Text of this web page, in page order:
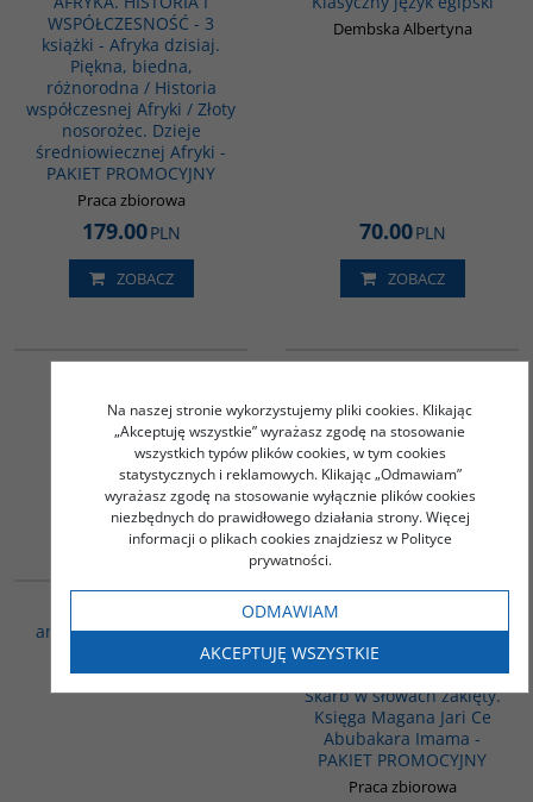
WSPÓŁCZESNOŚĆ - 3
książki - Afryka dzisiaj.
Piękna, biedna,
różnorodna / Historia
współczesnej Afryki / Złoty
nosorożec. Dzieje
średniowiecznej Afryki -
PAKIET PROMOCYJNY
Praca zbiorowa
179.00PLN
ZOBACZ
Dembska Albertyna
70.00PLN
ZOBACZ
PROMOCJA
Stasik Danuta
52.00PLN
39.00PLN
ZOBACZ
Dziekan Marek
50.00PLN
ZOBACZ
amharskiego. Ćwiczenia
LUDY AFRYKI I ICH
KULTURA - 2 książki -
Afryka dzisiaj. Piękna,
biedna, różnorodna /
Skarb w słowach zaklęty.
Księga Magana Jari Ce
Abubakara Imama -
PAKIET PROMOCYJNY
Praca zbiorowa
Na naszej stronie wykorzystujemy pliki cookies. Klikając
„Akceptuję wszystkie” wyrażasz zgodę na stosowanie
wszystkich typów plików cookies, w tym cookies
statystycznych i reklamowych. Klikając „Odmawiam”
wyrażasz zgodę na stosowanie wyłącznie plików cookies
niezbędnych do prawidłowego działania strony. Więcej
informacji o plikach cookies znajdziesz w Polityce
prywatności.
ODMAWIAM
AKCEPTUJĘ WSZYSTKIE